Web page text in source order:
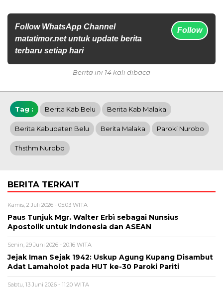
Follow WhatsApp Channel
matatimor.net untuk update berita
terbaru setiap hari
Follow
Berita ini 14 kali dibaca
Tag : Berita Kab Belu Berita Kab Malaka
Berita Kabupaten Belu Berita Malaka Paroki Nurobo
Thsthm Nurobo
BERITA TERKAIT
Kamis, 2 Juli 2026 - 05:03 WITA
Paus Tunjuk Mgr. Walter Erbì sebagai Nunsius
Apostolik untuk Indonesia dan ASEAN
Senin, 29 Juni 2026 - 20:16 WITA
Jejak Iman Sejak 1942: Uskup Agung Kupang Disambut
Adat Lamaholot pada HUT ke-30 Paroki Pariti
Sabtu, 13 Juni 2026 - 11:20 WITA